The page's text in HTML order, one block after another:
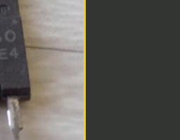
Прайс
Посилання